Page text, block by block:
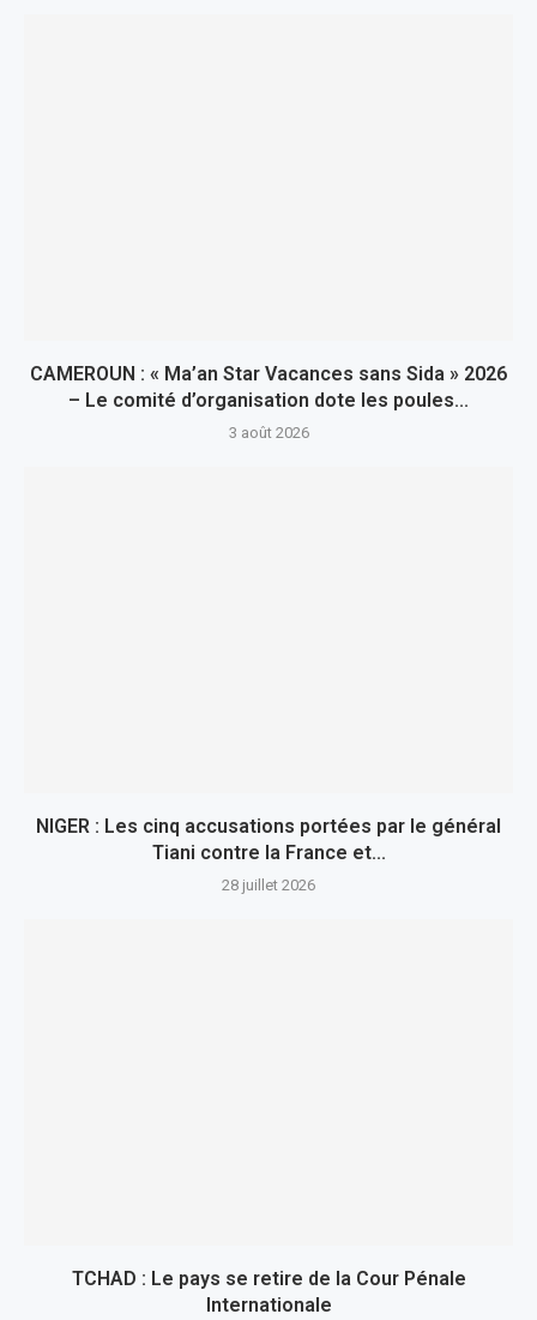
CAMEROUN : « Ma’an Star Vacances sans Sida » 2026
– Le comité d’organisation dote les poules...
3 août 2026
NIGER : Les cinq accusations portées par le général
Tiani contre la France et...
28 juillet 2026
TCHAD : Le pays se retire de la Cour Pénale
Internationale